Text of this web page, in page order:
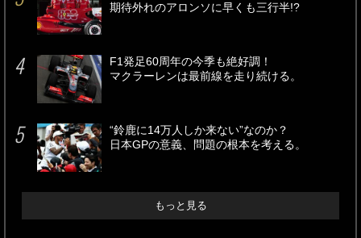
期待外れのアロンソに早くも三行半!?
F1発足60周年の今季も絶好調！
マクラーレンは最前線を走り続ける。
“鈴鹿に14万人しか来ない”なのか？
日本GPの意義、問題の根本を考える。
もっと見る